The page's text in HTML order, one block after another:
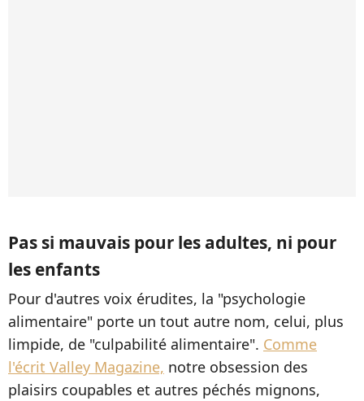
Pas si mauvais pour les adultes, ni pour
les enfants
Pour d'autres voix érudites, la "psychologie
alimentaire" porte un tout autre nom, celui, plus
limpide, de "culpabilité alimentaire". Comme
l'écrit Valley Magazine, notre obsession des
plaisirs coupables et autres péchés mignons,